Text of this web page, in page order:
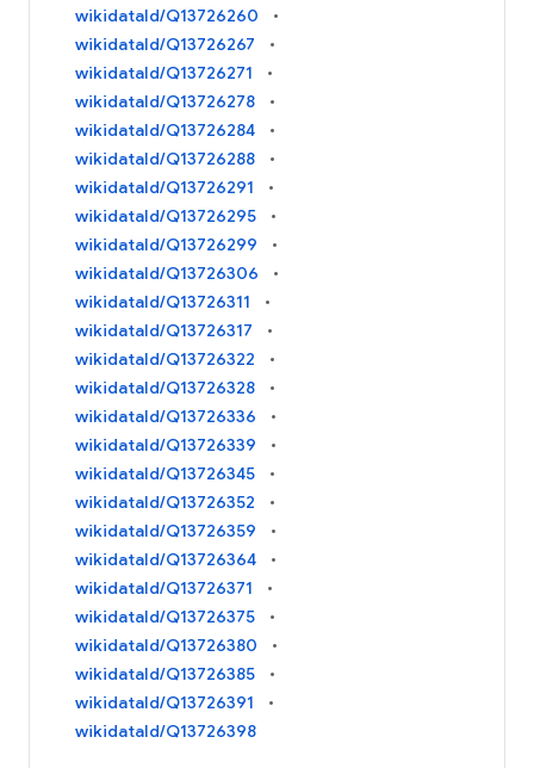
wikidataId/Q13726260
wikidataId/Q13726267
wikidataId/Q13726271
wikidataId/Q13726278
wikidataId/Q13726284
wikidataId/Q13726288
wikidataId/Q13726291
wikidataId/Q13726295
wikidataId/Q13726299
wikidataId/Q13726306
wikidataId/Q13726311
wikidataId/Q13726317
wikidataId/Q13726322
wikidataId/Q13726328
wikidataId/Q13726336
wikidataId/Q13726339
wikidataId/Q13726345
wikidataId/Q13726352
wikidataId/Q13726359
wikidataId/Q13726364
wikidataId/Q13726371
wikidataId/Q13726375
wikidataId/Q13726380
wikidataId/Q13726385
wikidataId/Q13726391
wikidataId/Q13726398